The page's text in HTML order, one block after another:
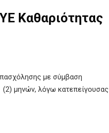
Καθαριότητας
με σύμβαση
(2) μηνών, λόγω κατεπείγουσας